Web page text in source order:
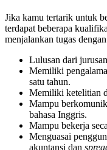
Jika kamu tertarik untuk
terdapat beberapa
menjalankan tugas
Lulusan dari
Memiliki
satu tahun.
Memiliki ketelitian
Mampu
bahasa Inggris.
Mampu bekerja
Menguasai
akuntansi dan